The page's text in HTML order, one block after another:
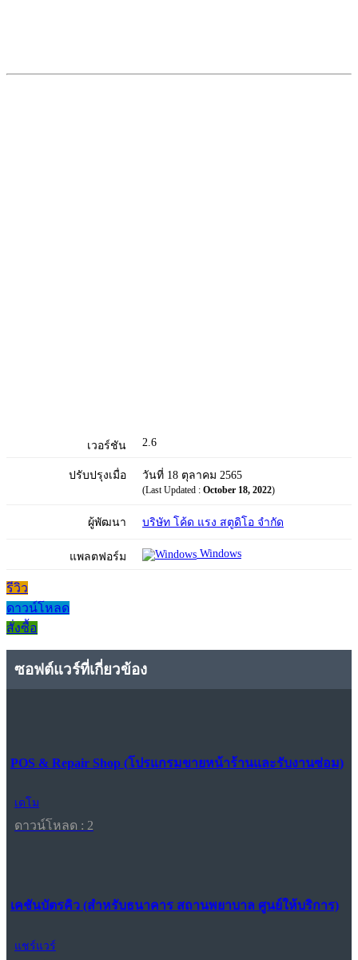
เวอร์ชัน 2.6
ปรับปรุงเมื่อ วันที่ 18 ตุลาคม 2565
(Last Updated : October 18, 2022)
ผู้พัฒนา บริษัท โค้ด แรง สตูดิโอ จำกัด
แพลตฟอร์ม Windows
รีวิว
ดาวน์โหลด
สั่งซื้อ
ซอฟต์แวร์ที่เกี่ยวข้อง
POS & Repair Shop (โปรแกรมขายหน้าร้านและรับงานซ่อม)
เดโม
ดาวน์โหลด : 2
เคชันบัตรคิว (สำหรับธนาคาร สถานพยาบาล ศูนย์ให้บริการ)
แชร์แวร์